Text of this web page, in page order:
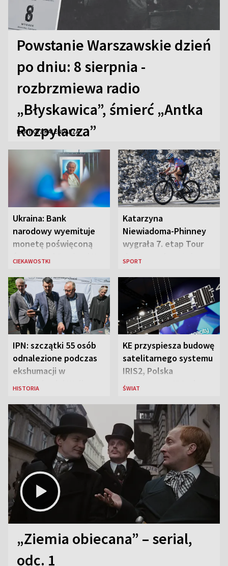
Powstanie Warszawskie dzień
po dniu: 8 sierpnia -
rozbrzmiewa radio
„Błyskawica”, śmierć „Antka
Rozpylacza”
KARTKA Z KALENDARZA
Ukraina: Bank
narodowy wyemituje
monetę poświęconą
św. Janowi Pawłowi II
CIEKAWOSTKI
Katarzyna
Niewiadoma-Phinney
wygrała 7. etap Tour
de France i została
SPORT
IPN: szczątki 55 osób
odnalezione podczas
ekshumacji w
Ostrówkach i Woli
HISTORIA
KE przyspiesza budowę
satelitarnego systemu
IRIS2, Polska
przeznaczy 656 mln
ŚWIAT
„Ziemia obiecana” – serial,
odc. 1